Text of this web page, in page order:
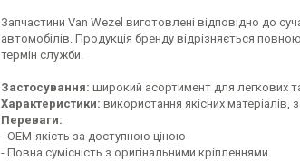
Запчастини Van Wezel виготовлені відповідно до
автомобілів. Продукція бренду відрізняється
термін служби.
Застосування: широкий асортимент для легкових
Характеристики: використання якісних матеріалів,
Переваги:
- OEM-якість за доступною ціною
- Повна сумісність з оригінальними кріпленнями